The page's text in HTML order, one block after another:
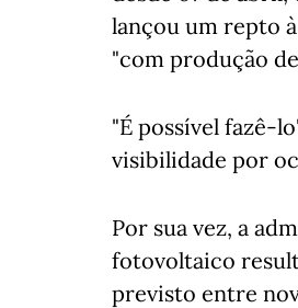
lançou um repto
"com produção
"É possível fazê-
visibilidade por
Por sua vez, a
fotovoltaico
previsto entre